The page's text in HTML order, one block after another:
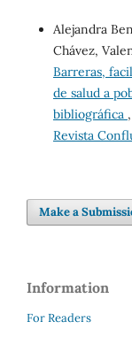
Alejandra
Chávez,
Barreras,
de salud a
bibliográfica ,
Revista
Make a
Information
For Readers